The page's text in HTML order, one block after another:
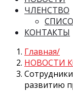
ЧЛЕНСТВО
КОНТАКТЫ
Главная
НОВОСТИ
развитию